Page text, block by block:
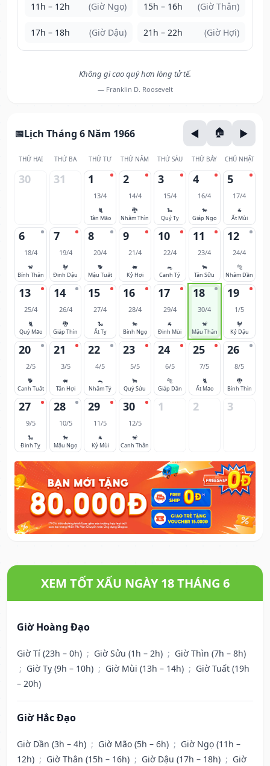
11h – 12h (Giờ Ngọ) 15h – 16h (Giờ Thân)
17h – 18h (Giờ Dậu) 21h – 22h (Giờ Hợi)
Không gì cao quý hơn lòng tử tế.
— Franklin D. Roosevelt
Lịch Tháng 6 Năm 1966
THỨ HAI THỨ BA THỨ TƯ THỨ NĂM THỨ SÁU THỨ BẢY CHỦ NHẬT
30 31 1
13/4
🐈
Tân Mão
2
14/4
🐉
Nhâm Thìn
3
15/4
🐍
Quý Tỵ
4
16/4
🐎
Giáp Ngọ
5
17/4
🐐
Ất Mùi
6
18/4
🐒
Bính Thân
7
19/4
🐓
Đinh Dậu
8
20/4
🐕
Mậu Tuất
9
21/4
🐖
Kỷ Hợi
10
22/4
🐀
Canh Tý
11
23/4
🐂
Tân Sửu
12
24/4
🐅
Nhâm Dần
13
25/4
🐈
Quý Mão
14
26/4
🐉
Giáp Thìn
15
27/4
🐍
Ất Tỵ
16
28/4
🐎
Bính Ngọ
17
29/4
🐐
Đinh Mùi
18
30/4
🐒
Mậu Thân
19
1/5
🐓
Kỷ Dậu
20
2/5
🐕
Canh Tuất
21
3/5
🐖
Tân Hợi
22
4/5
🐀
Nhâm Tý
23
5/5
🐂
Quý Sửu
24
6/5
🐅
Giáp Dần
25
7/5
🐈
Ất Mão
26
8/5
🐉
Bính Thìn
27
9/5
🐍
Đinh Tỵ
28
10/5
🐎
Mậu Ngọ
29
11/5
🐐
Kỷ Mùi
30
12/5
🐒
Canh Thân
1 2 3
XEM TỐT XẤU NGÀY 18 THÁNG 6
Giờ Hoàng Đạo
Giờ Tí (23h – 0h) ; Giờ Sửu (1h – 2h) ; Giờ Thìn (7h – 8h)
; Giờ Tỵ (9h – 10h) ; Giờ Mùi (13h – 14h) ; Giờ Tuất (19h
– 20h)
Giờ Hắc Đạo
Giờ Dần (3h – 4h) ; Giờ Mão (5h – 6h) ; Giờ Ngọ (11h –
12h) ; Giờ Thân (15h – 16h) ; Giờ Dậu (17h – 18h) ; Giờ